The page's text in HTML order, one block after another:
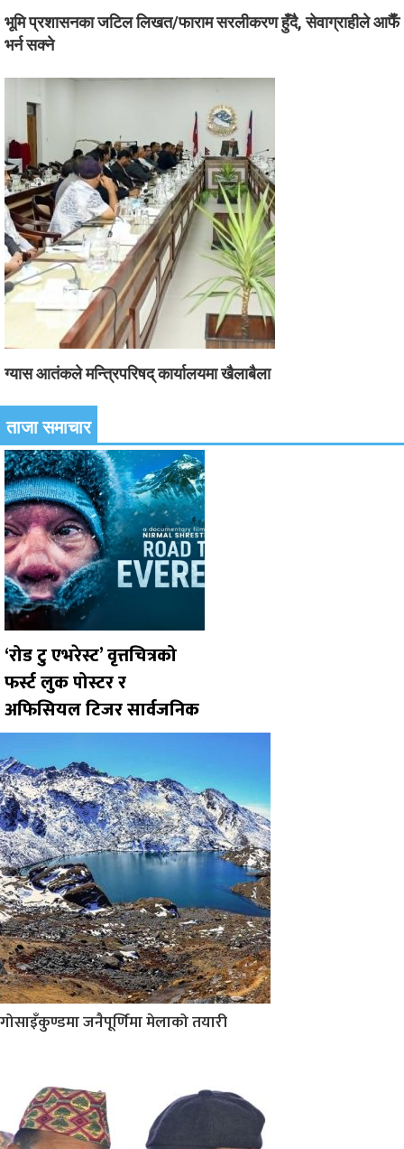
भूमि प्रशासनका जटिल लिखत/फाराम सरलीकरण हुँदै, सेवाग्राहीले आफैँ
भर्न सक्ने
ग्यास आतंकले मन्त्रिपरिषद् कार्यालयमा खैलाबैला
ताजा समाचार
‘रोड टु एभरेस्ट’ वृत्तचित्रको
फर्स्ट लुक पोस्टर र
अफिसियल टिजर सार्वजनिक
गोसाइँकुण्डमा जनैपूर्णिमा मेलाको तयारी